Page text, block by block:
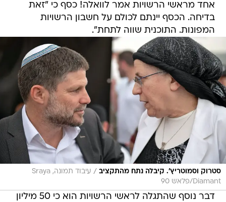
אחד מראשי הרשויות אמר לוואלה! כסף כי "זאת
בדיחה. הכסף יינתם לכולם על חשבון הרשויות
המפונות. התוכנית שווה לתחת".
סטרוק וסמוטריץ'. קיבלה נתח מהתקציב /
עיבוד תמונה, Sraya
Diamant/פלאש 90
דבר נוסף שהתגלה לראשי הרשויות הוא כי 50 מיליון